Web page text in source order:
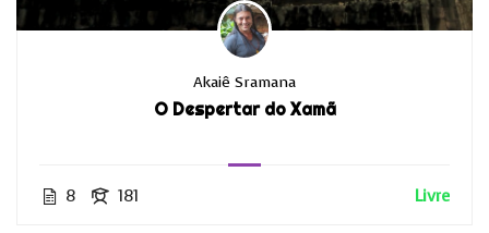
Akaiê Sramana
O Despertar do Xamã
8 181 Livre